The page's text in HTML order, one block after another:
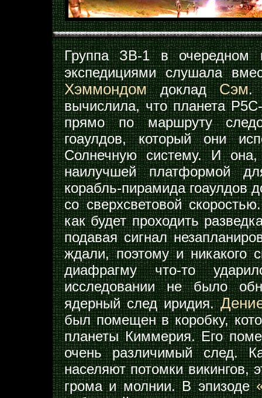
Группа ЗВ-1 в очередном
экспедициями слушала
ХэммондомдокладСэм.
вычислила, что планета
прямо по маршруту
гоаулдов, который они
Солнечную систему. И
наилучшей платформой
корабль-пирамида гоаулдов
со сверхсветовой
как будет проходить
подавая сигнал
ждали, поэтому и никакого
диафрагму что-то
исследовании не было
ядерный след иридия.
был помещен в коробку,
планеты Киммерия. Его
очень различимый след.
населяют потомки викингов,
грома и молнии. В эпизоде